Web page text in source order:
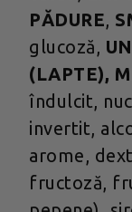
PĂDURE,
glucoză,
(LAPTE),
îndulcit,
invertit,
arome,
fructoză,